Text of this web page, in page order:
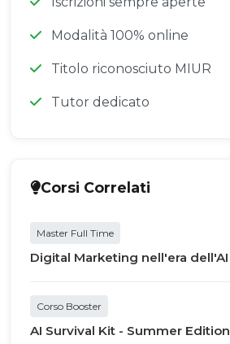
Modalità 100% online
Titolo riconosciuto MIUR
Tutor dedicato
Corsi Correlati
Master Full Time
Digital Marketing nell'era dell'AI
Corso Booster
AI Survival Kit - Summer Edition